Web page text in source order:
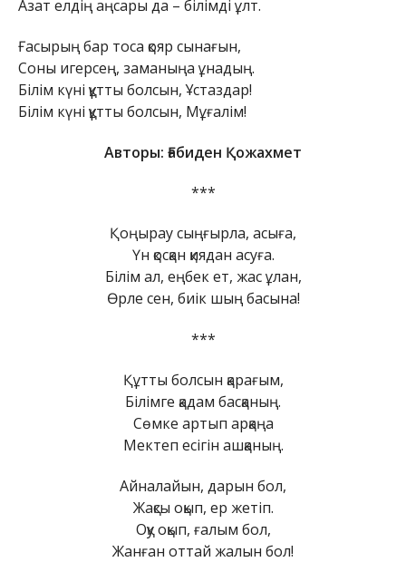
Азат елдің аңсары да – білімді ұлт.
Ғасырың бар тоса қояр сынағын,
Соны игерсең, заманыңа ұнадың.
Білім күні құтты болсын, Ұстаздар!
Білім күні құтты болсын, Мұғалім!
Авторы: Ғабиден Қожахмет
***
Қоңырау сыңғырла, асыға,
Үн қосқан қиядан асуға.
Білім ал, еңбек ет, жас ұлан,
Өрле сен, биік шың басына!
***
Құтты болсын қарағым,
Білімге қадам басқаның.
Сөмке артып арқаңа
Мектеп есігін ашқаның.
Айналайын, дарын бол,
Жақсы оқып, ер жетіп.
Оқу оқып, ғалым бол,
Жанған оттай жалын бол!